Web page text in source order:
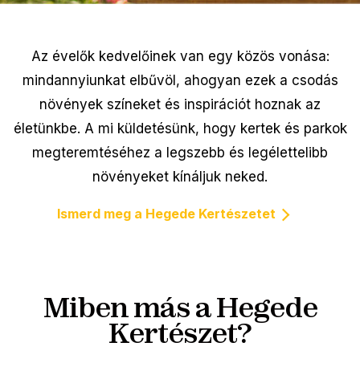
Az évelők kedvelőinek van egy közös vonása:
mindannyiunkat elbűvöl, ahogyan ezek a csodás
növények színeket és inspirációt hoznak az
életünkbe. A mi küldetésünk, hogy kertek és parkok
megteremtéséhez a legszebb és legélettelibb
növényeket kínáljuk neked.
Ismerd meg a Hegede Kertészetet
Miben más a Hegede
Kertészet?